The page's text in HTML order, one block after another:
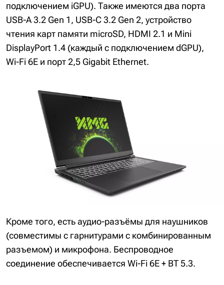
подключением iGPU). Также имеются два порта
USB-A 3.2 Gen 1, USB-C 3.2 Gen 2, устройство
чтения карт памяти microSD, HDMI 2.1 и Mini
DisplayPort 1.4 (каждый с подключением dGPU),
Wi-Fi 6E и порт 2,5 Gigabit Ethernet.
Кроме того, есть аудио-разъёмы для наушников
(совместимы с гарнитурами с комбинированным
разъемом) и микрофона. Беспроводное
соединение обеспечивается Wi-Fi 6E + BT 5.3.